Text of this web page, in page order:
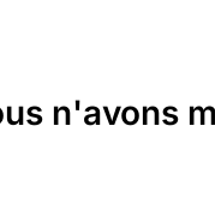
n'avons